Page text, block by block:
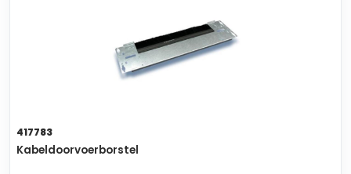
417783
Kabeldoorvoerborstel